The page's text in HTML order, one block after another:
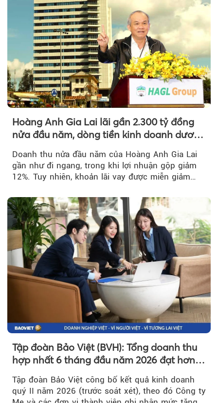
Hoàng Anh Gia Lai lãi gần 2.300 tỷ đồng
nửa đầu năm, dòng tiền kinh doanh dương
Doanh thu nửa đầu năm của Hoàng Anh Gia Lai
gần như đi ngang, trong khi lợi nhuận gộp giảm
12%. Tuy nhiên, khoản lãi vay được miễn giảm
Tập đoàn Bảo Việt (BVH): Tổng doanh thu
hợp nhất 6 tháng đầu năm 2026 đạt hơn
Tập đoàn Bảo Việt công bố kết quả kinh doanh
quý II năm 2026 (trước soát xét), theo đó Công ty